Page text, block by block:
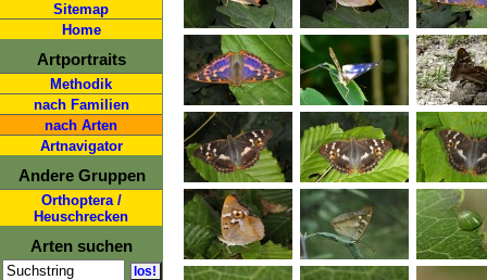
Sitemap
Home
Artportraits
Methodik
nach Familien
nach Arten
Artnavigator
Andere Gruppen
Orthoptera /
Heuschrecken
Arten suchen